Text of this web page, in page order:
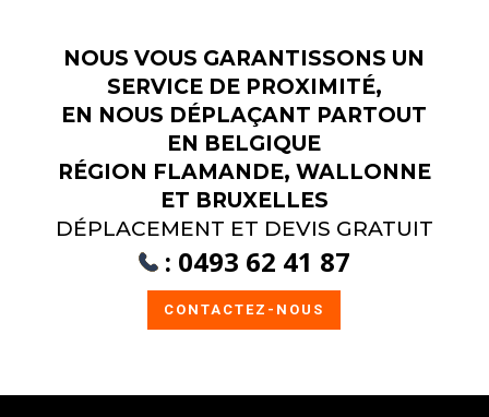
NOUS VOUS GARANTISSONS UN
SERVICE DE PROXIMITÉ,
EN NOUS DÉPLAÇANT PARTOUT
EN BELGIQUE
RÉGION FLAMANDE, WALLONNE
ET BRUXELLES
DÉPLACEMENT ET DEVIS GRATUIT
: 0493 62 41 87
CONTACTEZ-NOUS